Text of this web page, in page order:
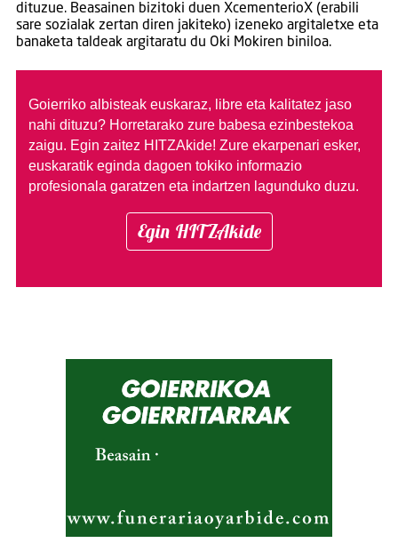
dituzue. Beasainen bizitoki duen XcementerioX (erabili
sare sozialak zertan diren jakiteko) izeneko argitaletxe eta
banaketa taldeak argitaratu du Oki Mokiren biniloa.
Goierriko albisteak euskaraz, libre eta kalitatez jaso
nahi dituzu? Horretarako zure babesa ezinbestekoa
zaigu. Egin zaitez HITZAkide! Zure ekarpenari esker,
euskaratik eginda dagoen tokiko informazio
profesionala garatzen eta indartzen lagunduko duzu.
Egin HITZAkide